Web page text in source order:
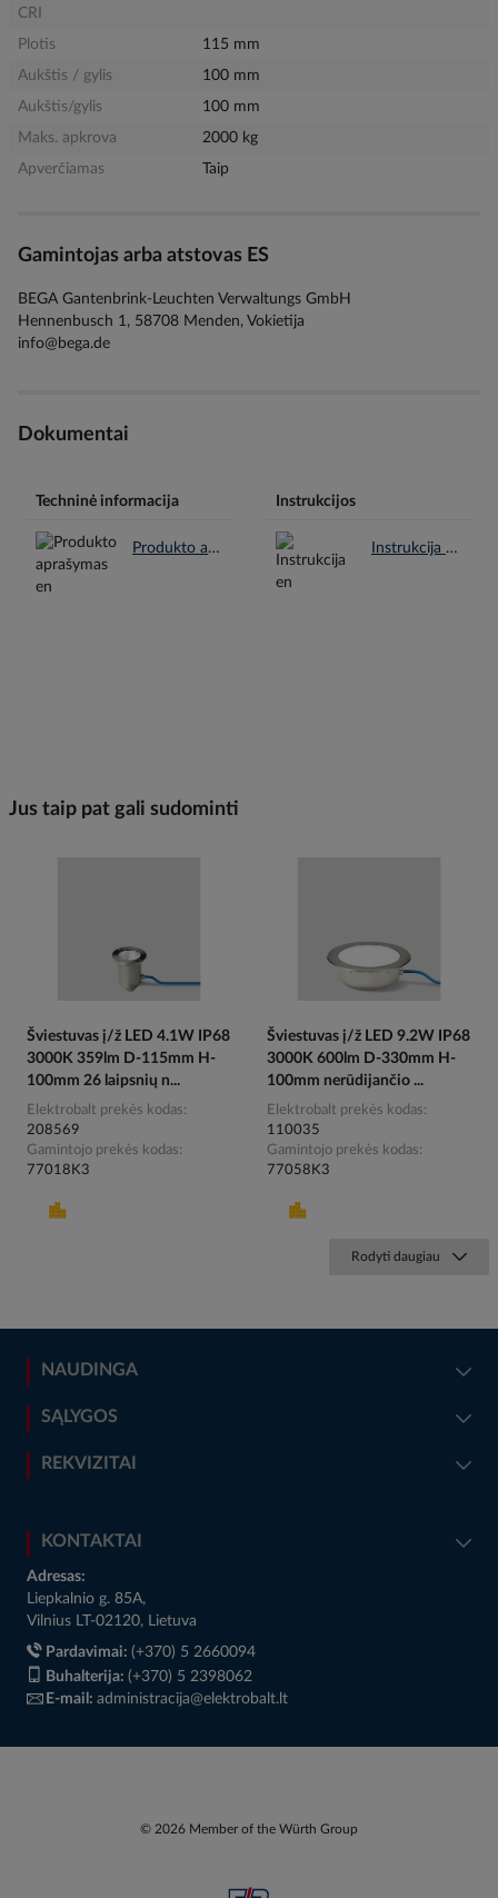
CRI
Plotis
115 mm
Aukštis / gylis
100 mm
Aukštis/gylis
100 mm
Maks. apkrova
2000 kg
Apverčiamas
Taip
Gamintojas arba atstovas ES
BEGA Gantenbrink-Leuchten Verwaltungs GmbH
Hennenbusch 1, 58708 Menden, Vokietija
info@bega.de
Dokumentai
Techninė informacija
Produkto aprašymas en.pdf
Instrukcijos
Instrukcija en.pdf
Jus taip pat gali sudominti
Šviestuvas į/ž LED 4.1W IP68
3000K 359lm D-115mm H-
100mm 26 laipsnių n...
Elektrobalt prekės kodas
208569
Gamintojo prekės kodas
77018K3
Šviestuvas į/ž LED 9.2W IP68
3000K 600lm D-330mm H-
100mm nerūdijančio ...
Elektrobalt prekės kodas
110035
Gamintojo prekės kodas
77058K3
Rodyti daugiau
NAUDINGA
SĄLYGOS
REKVIZITAI
KONTAKTAI
Adresas:
Liepkalnio g. 85A,
Vilnius LT-02120, Lietuva
Pardavimai: (+370) 5 2660094
Buhalterija: (+370) 5 2398062
E-mail: administracija@elektrobalt.lt
© 2026 Member of the Würth Group